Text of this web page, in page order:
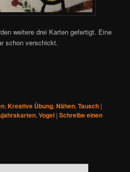
weitere drei Karten gefertigt. Eine
schon verschickt.
,Kreative Übung,Nähen,Tausch |
,Vogel |Schreibe einen